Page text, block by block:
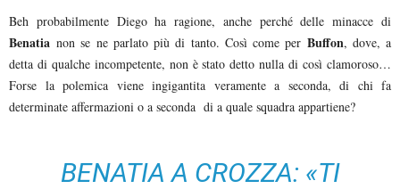
Beh probabilmente Diego ha ragione, anche perché delle minacce di
Benatia non se ne parlato più di tanto. Così come per Buffon, dove, a
detta di qualche incompetente, non è stato detto nulla di così clamoroso…
Forse la polemica viene ingigantita veramente a seconda, di chi fa
determinate affermazioni o a seconda di a quale squadra appartiene?
BENATIA A CROZZA: «TI